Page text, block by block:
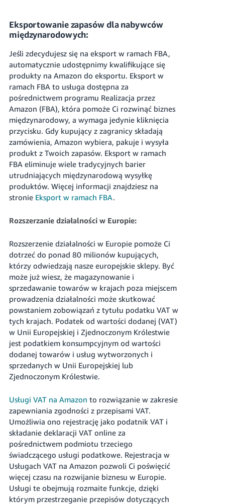
Eksportowanie zapasów dla nabywców
międzynarodowych:
Jeśli zdecydujesz się na eksport w ramach FBA,
automatycznie udostępnimy kwalifikujące się
produkty na Amazon do eksportu. Eksport w
ramach FBA to usługa dostępna za
pośrednictwem programu Realizacja przez
Amazon (FBA), która pomoże Ci rozwinąć biznes
międzynarodowy, a wymaga jedynie kliknięcia
przycisku. Gdy kupujący z zagranicy składają
zamówienia, Amazon wybiera, pakuje i wysyła
produkt z Twoich zapasów. Eksport w ramach
FBA eliminuje wiele tradycyjnych barier
utrudniających międzynarodową wysyłkę
produktów. Więcej informacji znajdziesz na
stronie Eksport w ramach FBA.
Rozszerzanie działalności w Europie:
Rozszerzenie działalności w Europie pomoże Ci
dotrzeć do ponad 80 milionów kupujących,
którzy odwiedzają nasze europejskie sklepy. Być
może już wiesz, że magazynowanie i
sprzedawanie towarów w krajach poza miejscem
prowadzenia działalności może skutkować
powstaniem zobowiązań z tytułu podatku VAT w
tych krajach. Podatek od wartości dodanej (VAT)
w Unii Europejskiej i Zjednoczonym Królestwie
jest podatkiem konsumpcyjnym od wartości
dodanej towarów i usług wytworzonych i
sprzedanych w Unii Europejskiej lub
Zjednoczonym Królestwie.
Usługi VAT na Amazon to rozwiązanie w zakresie
zapewniania zgodności z przepisami VAT.
Umożliwia ono rejestrację jako podatnik VAT i
składanie deklaracji VAT online za
pośrednictwem podmiotu trzeciego
świadczącego usługi podatkowe. Rejestracja w
Usługach VAT na Amazon pozwoli Ci poświęcić
więcej czasu na rozwijanie biznesu w Europie.
Usługi te obejmują rozmaite funkcje, dzięki
którym przestrzeganie przepisów dotyczących